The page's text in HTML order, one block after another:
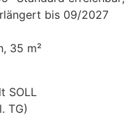
bis 09/2027
35 m²
SOLL
TG)